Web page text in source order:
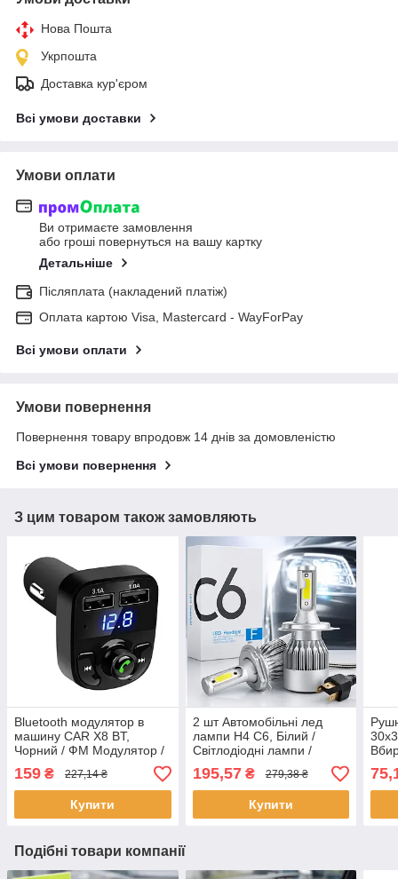
Нова Пошта
Укрпошта
Доставка кур'єром
Всі умови доставки
Умови оплати
Ви отримаєте замовлення
або гроші повернуться на вашу картку
Детальніше
Післяплата (накладений платіж)
Оплата картою Visa, Mastercard - WayForPay
Всі умови оплати
Умови повернення
Повернення товару впродовж 14 днів за домовленістю
Всі умови повернення
З цим товаром також замовляють
Bluetooth модулятор в
машину CAR X8 BT,
Чорний / ФМ Модулятор /
ФМ Трансмітер з блютуз /
Блютуз модулятор
159 ₴ 227,14 ₴
Купити
2 шт Автомобільні лед
лампи H4 C6, Білий /
Світлодіодні лампи /
Автолампи / Лед лампи
для авто
195,57₴ 279,38 ₴
Купити
Подібні товари компанії